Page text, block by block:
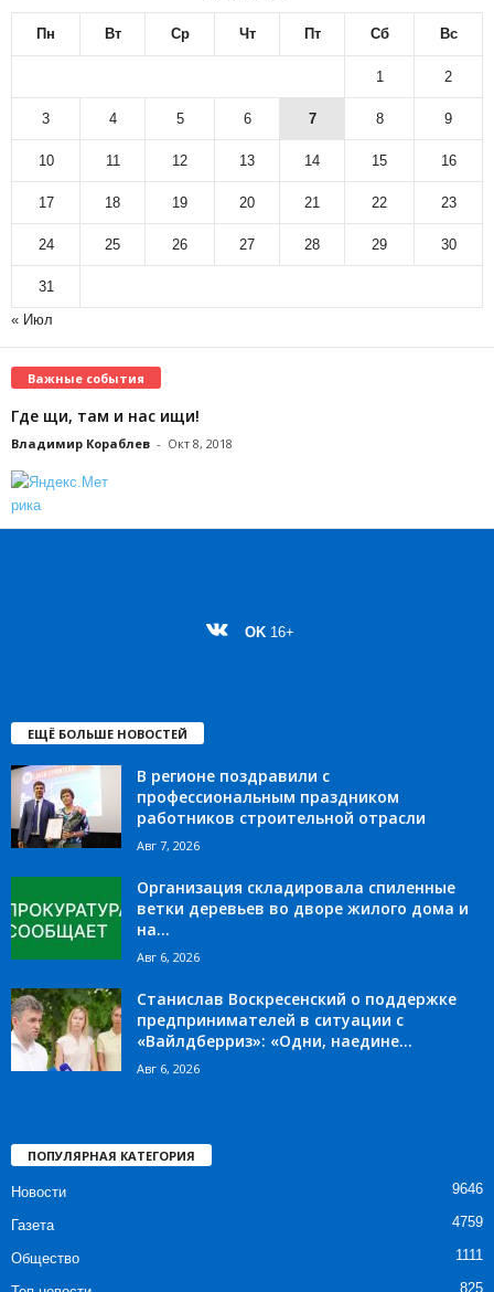
Пн Вт Ср Чт Пт Сб Вс
1 2
3 4 5 6 7 8 9
10 11 12 13 14 15 16
17 18 19 20 21 22 23
24 25 26 27 28 29 30
31
« Июл
Важные события
Где щи, там и нас ищи!
Владимир Кораблев - Окт 8, 2018
OK 16+
ЕЩЁ БОЛЬШЕ НОВОСТЕЙ
В регионе поздравили с
профессиональным праздником
работников строительной отрасли
Авг 7, 2026
Организация складировала спиленные
ветки деревьев во дворе жилого дома и
на...
Авг 6, 2026
Станислав Воскресенский о поддержке
предпринимателей в ситуации с
«Вайлдберриз»: «Одни, наедине...
Авг 6, 2026
ПОПУЛЯРНАЯ КАТЕГОРИЯ
Новости 9646
Газета 4759
Общество 1111
825